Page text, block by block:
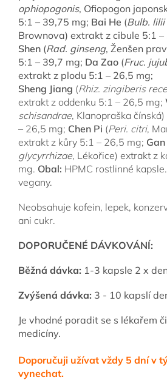
ophiopogonis, Ofiopogon
5:1 – 39,75 mg; Bai He (Bulb.
Brownova) extrakt z cibule 5:1 –
Shen (Rad. ginseng, Ženšen
5:1 – 39,7 mg; Da Zao (Fruc.
extrakt z plodu 5:1 – 26,5 mg;
Sheng Jiang (Rhiz. zingiberis
extrakt z oddenku 5:1 – 26,5 mg;
schisandrae, Klanopraška
– 26,5 mg; Chen Pi (Peri. citri,
extrakt z kůry 5:1 – 26,5 mg;
glycyrrhizae, Lékořice) extrakt z
mg. Obal: HPMC rostlinné
vegany.
Neobsahuje kofein, lepek,
ani cukr.
DOPORUČENÉ DÁVKOVÁNÍ:
Běžná dávka: 1-3 kapsle 2 x
Zvýšená dávka: 3 - 10 kapslí
Je vhodné poradit se s lékařem
medicíny.
Doporučuji užívat vždy 5 dní v
vynechat.